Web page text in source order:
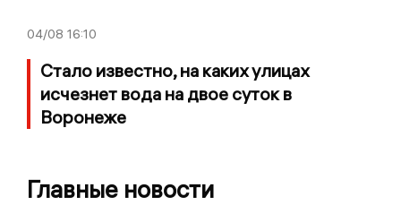
04/08 16:10
Стало известно, на каких улицах
исчезнет вода на двое суток в
Воронеже
Главные новости